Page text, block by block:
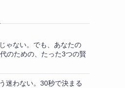
ゃない。でも、あなたの
のための、たった3つの賢
迷わない。30秒で決まる